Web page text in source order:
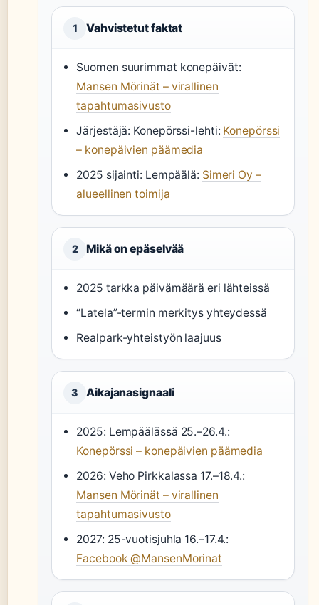
1 Vahvistetut faktat
Suomen suurimmat konepäivät:
Mansen Mörinät – virallinen
tapahtumasivusto
Järjestäjä: Konepörssi-lehti: Konepörssi
– konepäivien päämedia
2025 sijainti: Lempäälä: Simeri Oy –
alueellinen toimija
2 Mikä on epäselvää
2025 tarkka päivämäärä eri lähteissä
“Latela”-termin merkitys yhteydessä
Realpark-yhteistyön laajuus
3 Aikajanasignaali
2025: Lempäälässä 25.–26.4.:
Konepörssi – konepäivien päämedia
2026: Veho Pirkkalassa 17.–18.4.:
Mansen Mörinät – virallinen
tapahtumasivusto
2027: 25-vuotisjuhla 16.–17.4.:
Facebook @MansenMorinat